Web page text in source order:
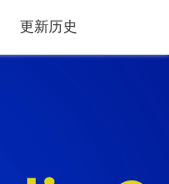
更新历史